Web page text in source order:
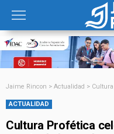
Jaime Rincon > Actualidad > Cultura
ACTUALIDAD
Cultura Profética